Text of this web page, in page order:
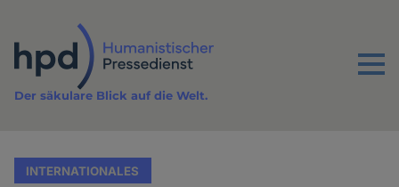
Inhalt
Menu
Der säkulare Blick auf die Welt.
INTERNATIONALES